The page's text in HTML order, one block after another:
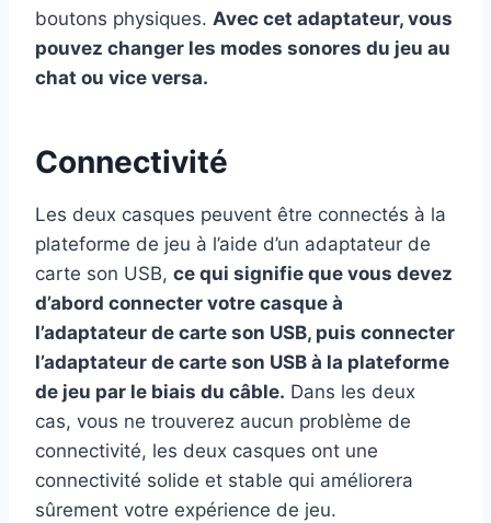
boutons physiques. Avec cet adaptateur, vous
pouvez changer les modes sonores du jeu au
chat ou vice versa.
Connectivité
Les deux casques peuvent être connectés à la
plateforme de jeu à l’aide d’un adaptateur de
carte son USB, ce qui signifie que vous devez
d’abord connecter votre casque à
l’adaptateur de carte son USB, puis connecter
l’adaptateur de carte son USB à la plateforme
de jeu par le biais du câble. Dans les deux
cas, vous ne trouverez aucun problème de
connectivité, les deux casques ont une
connectivité solide et stable qui améliorera
sûrement votre expérience de jeu.